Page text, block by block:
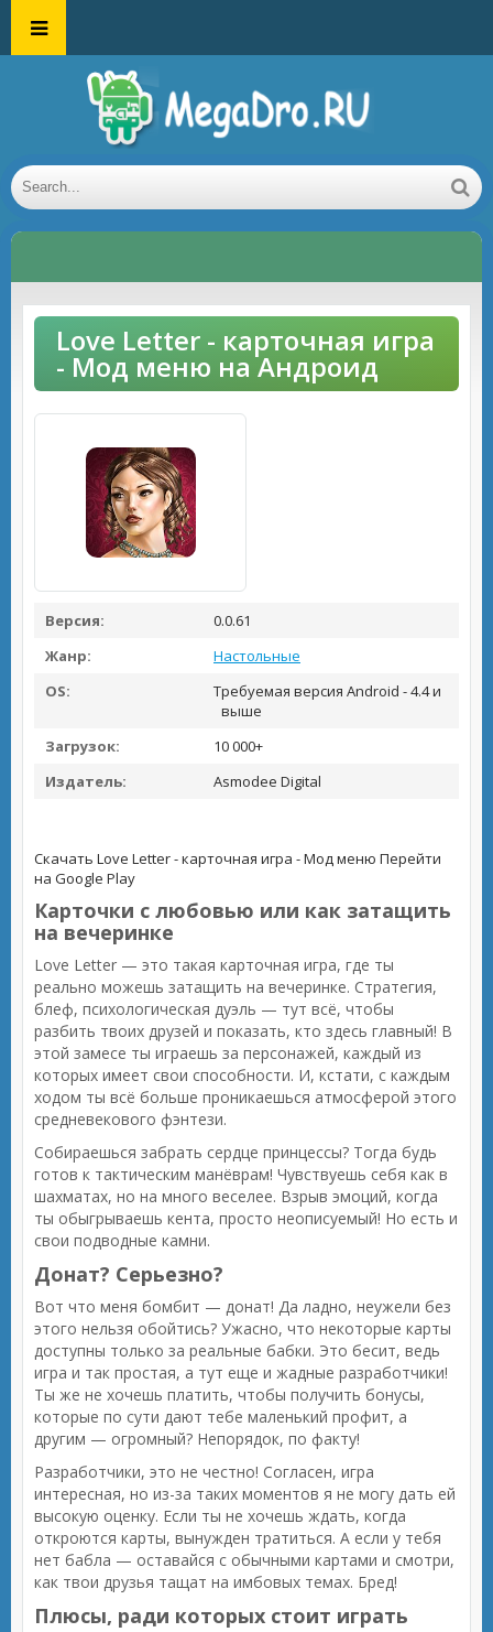
Love Letter - карточная игра
- Мод меню на Андроид
Версия:
0.0.61
Жанр:
Настольные
OS:
Требуемая версия Android - 4.4 и
выше
Загрузок:
10 000+
Издатель:
Asmodee Digital
Скачать Love Letter - карточная игра - Мод меню Перейти
на Google Play
Карточки с любовью или как затащить
на вечеринке
Love Letter — это такая карточная игра, где ты
реально можешь затащить на вечеринке. Стратегия,
блеф, психологическая дуэль — тут всё, чтобы
разбить твоих друзей и показать, кто здесь главный! В
этой замесе ты играешь за персонажей, каждый из
которых имеет свои способности. И, кстати, с каждым
ходом ты всё больше проникаешься атмосферой этого
средневекового фэнтези.
Собираешься забрать сердце принцессы? Тогда будь
готов к тактическим манёврам! Чувствуешь себя как в
шахматах, но на много веселее. Взрыв эмоций, когда
ты обыгрываешь кента, просто неописуемый! Но есть и
свои подводные камни.
Донат? Серьезно?
Вот что меня бомбит — донат! Да ладно, неужели без
этого нельзя обойтись? Ужасно, что некоторые карты
доступны только за реальные бабки. Это бесит, ведь
игра и так простая, а тут еще и жадные разработчики!
Ты же не хочешь платить, чтобы получить бонусы,
которые по сути дают тебе маленький профит, а
другим — огромный? Непорядок, по факту!
Разработчики, это не честно! Согласен, игра
интересная, но из-за таких моментов я не могу дать ей
высокую оценку. Если ты не хочешь ждать, когда
откроются карты, вынужден тратиться. А если у тебя
нет бабла — оставайся с обычными картами и смотри,
как твои друзья тащат на имбовых темах. Бред!
Плюсы, ради которых стоит играть